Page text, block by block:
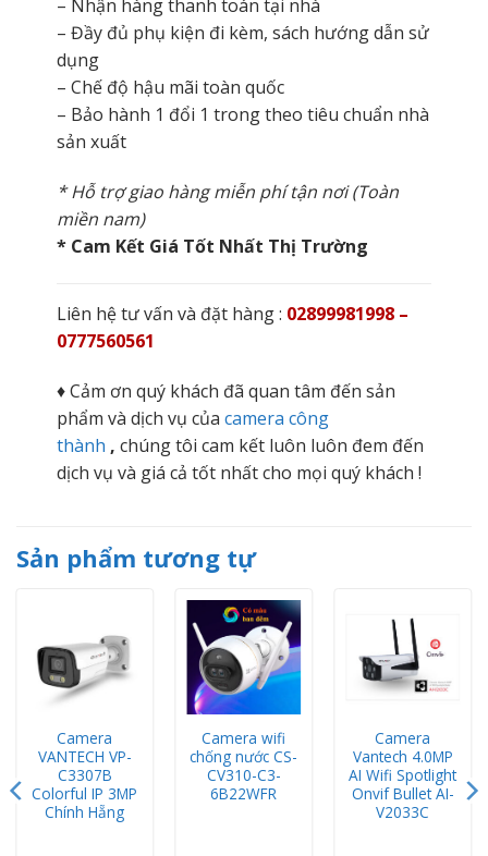
– Nhận hàng thanh toán tại nhà
– Đầy đủ phụ kiện đi kèm, sách hướng dẫn sử
dụng
– Chế độ hậu mãi toàn quốc
– Bảo hành 1 đổi 1 trong theo tiêu chuẩn nhà
sản xuất
* Hỗ trợ giao hàng miễn phí tận nơi (Toàn
miền nam)
* Cam Kết Giá Tốt Nhất Thị Trường
Liên hệ tư vấn và đặt hàng : 02899981998 –
0777560561
♦ Cảm ơn quý khách đã quan tâm đến sản
phẩm và dịch vụ của camera công
thành , chúng tôi cam kết luôn luôn đem đến
dịch vụ và giá cả tốt nhất cho mọi quý khách !
Sản phẩm tương tự
Camera
VANTECH VP-
C3307B
Colorful IP 3MP
Chính Hẵng
Camera wifi
chống nước CS-
CV310-C3-
6B22WFR
Camera
Vantech 4.0MP
AI Wifi Spotlight
Onvif Bullet AI-
V2033C